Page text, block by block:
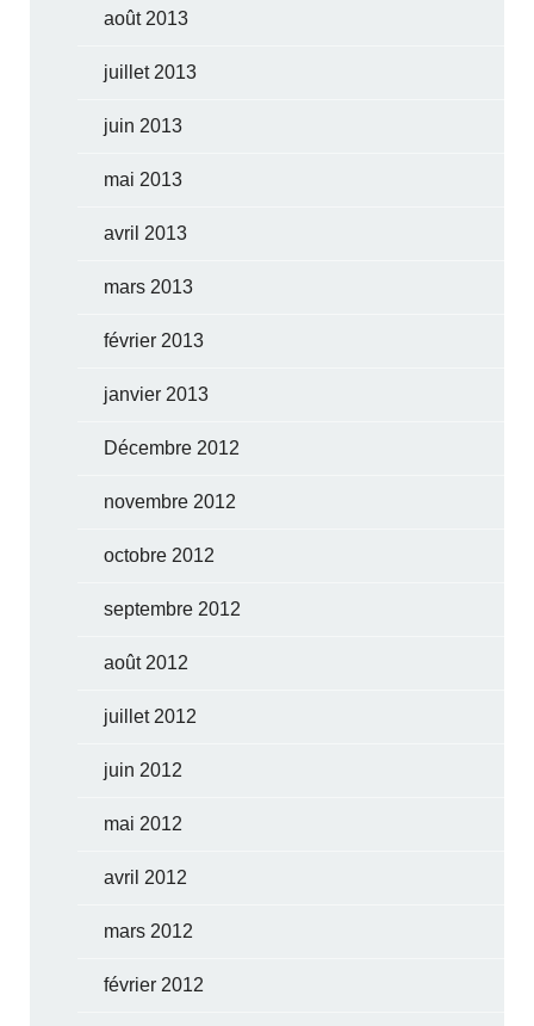
août 2013
juillet 2013
juin 2013
mai 2013
avril 2013
mars 2013
février 2013
janvier 2013
Décembre 2012
novembre 2012
octobre 2012
septembre 2012
août 2012
juillet 2012
juin 2012
mai 2012
avril 2012
mars 2012
février 2012